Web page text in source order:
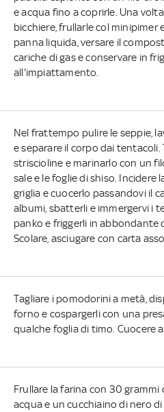
e acqua fino a coprirle. Una
bicchiere, frullarle col minipimer
panna liquida, versare il
cariche di gas e conservare in
all'impiattamento.
Nel frattempo pulire le seppie,
e separare il corpo dai tentacoli.
striscioline e marinarlo con un
sale e le foglie di shiso.
griglia e cuocerlo passandovi il
albumi, sbatterli e immergervi i
panko e friggerli in abbondante
Scolare, asciugare con carta
Tagliare i pomodorini a metà,
forno e cospargerli con una
qualche foglia di timo. Cuocere
Frullare la farina con 30 grammi
acqua e un cucchiaino di nero